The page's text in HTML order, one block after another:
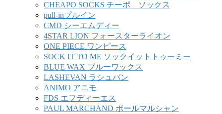
CHEAPO SOCKS チーポ ソックス
pull-inプルイン
CMD シーエムディー
4STAR LION フォースターライオン
ONE PIECE ワンピース
SOCK IT TO ME ソックイットトゥーミー
BLUE WAX ブルーワックス
LASHEVAN ラシュバン
ANIMO アニモ
FDS エフディーエス
PAUL MARCHAND ポールマルシャン